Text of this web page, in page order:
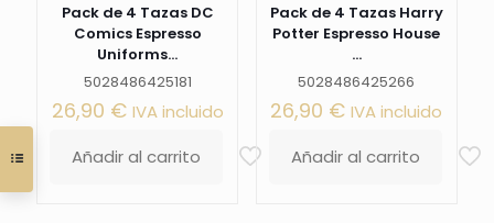
Pack de 4 Tazas DC
Comics Espresso
Uniforms...
5028486425181
26,90 € IVA incluido
Añadir al carrito
Pack de 4 Tazas Harry
Potter Espresso House
...
5028486425266
26,90 € IVA incluido
Añadir al carrito